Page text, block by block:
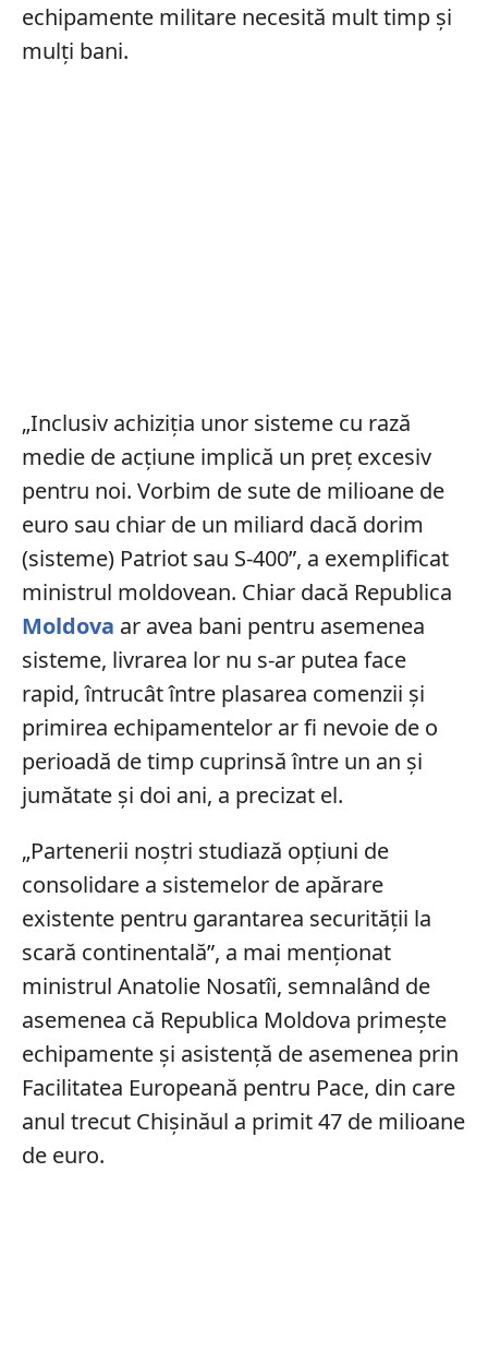
echipamente militare necesită mult timp şi
mulţi bani.
„Inclusiv achiziţia unor sisteme cu rază
medie de acţiune implică un preţ excesiv
pentru noi. Vorbim de sute de milioane de
euro sau chiar de un miliard dacă dorim
(sisteme) Patriot sau S-400”, a exemplificat
ministrul moldovean. Chiar dacă Republica
Moldova ar avea bani pentru asemenea
sisteme, livrarea lor nu s-ar putea face
rapid, întrucât între plasarea comenzii şi
primirea echipamentelor ar fi nevoie de o
perioadă de timp cuprinsă între un an şi
jumătate şi doi ani, a precizat el.
„Partenerii noştri studiază opţiuni de
consolidare a sistemelor de apărare
existente pentru garantarea securităţii la
scară continentală”, a mai menţionat
ministrul Anatolie Nosatîi, semnalând de
asemenea că Republica Moldova primeşte
echipamente şi asistenţă de asemenea prin
Facilitatea Europeană pentru Pace, din care
anul trecut Chişinăul a primit 47 de milioane
de euro.